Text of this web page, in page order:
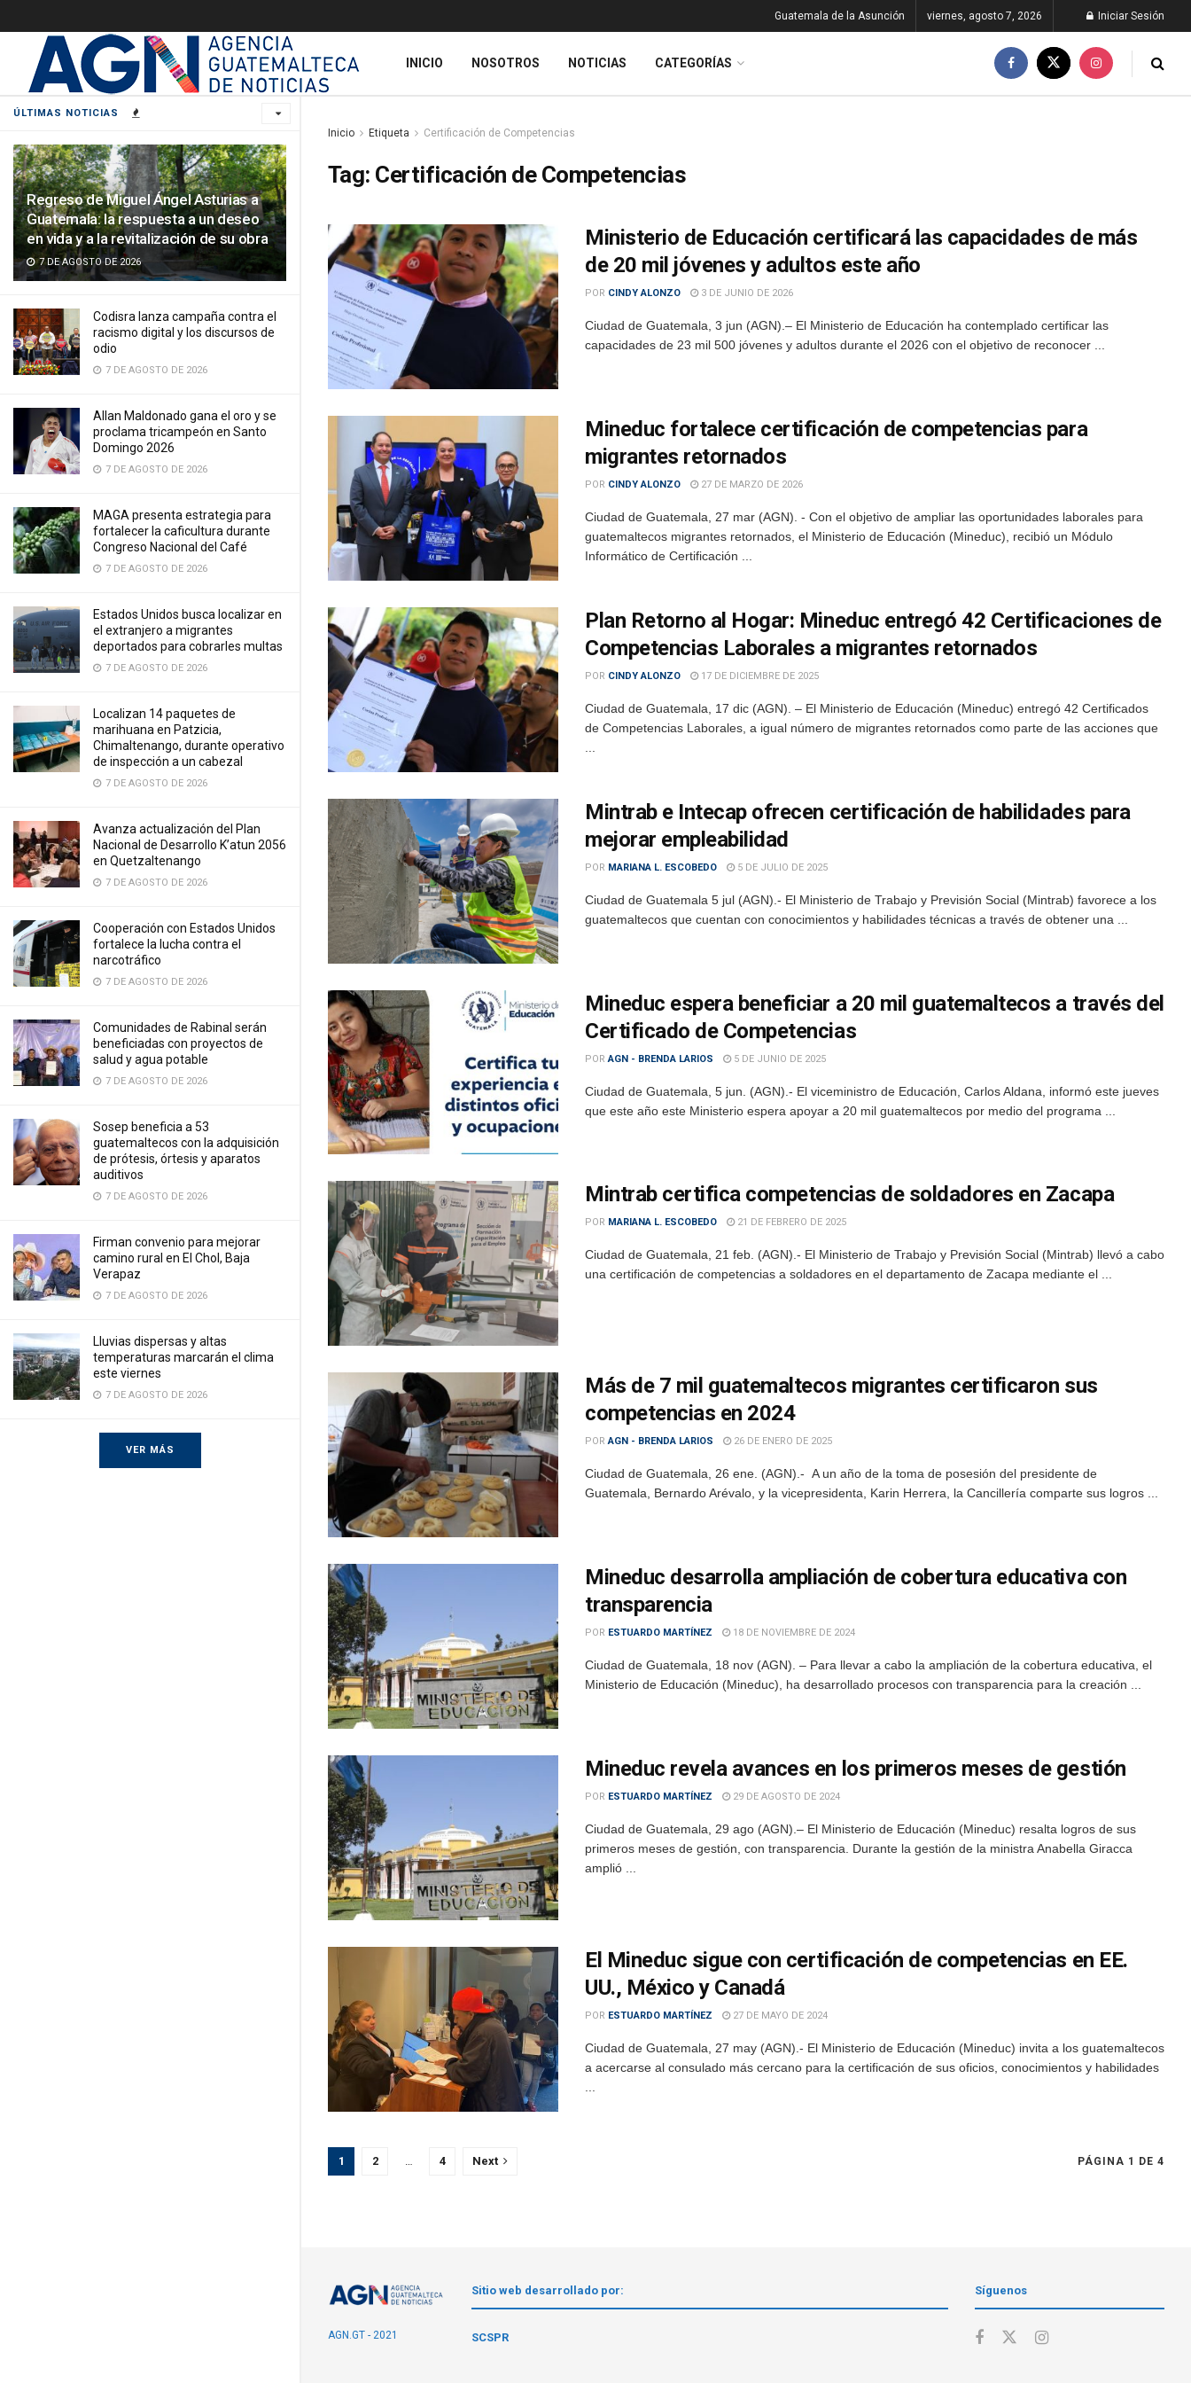
ÚLTIMAS NOTICIAS
Regreso de Miguel Ángel Asturias a
Guatemala: la respuesta a un deseo
en vida y a la revitalización de su obra
7 DE AGOSTO DE 2026
Codisra lanza campaña contra el
racismo digital y los discursos de
odio
7 DE AGOSTO DE 2026
Allan Maldonado gana el oro y se
proclama tricampeón en Santo
Domingo 2026
7 DE AGOSTO DE 2026
MAGA presenta estrategia para
fortalecer la caficultura durante
Congreso Nacional del Café
7 DE AGOSTO DE 2026
Estados Unidos busca localizar en
el extranjero a migrantes
deportados para cobrarles multas
7 DE AGOSTO DE 2026
Localizan 14 paquetes de
marihuana en Patzicia,
Chimaltenango, durante operativo
de inspección a un cabezal
7 DE AGOSTO DE 2026
Avanza actualización del Plan
Nacional de Desarrollo K’atun 2056
en Quetzaltenango
7 DE AGOSTO DE 2026
Cooperación con Estados Unidos
fortalece la lucha contra el
narcotráfico
7 DE AGOSTO DE 2026
Comunidades de Rabinal serán
beneficiadas con proyectos de
salud y agua potable
7 DE AGOSTO DE 2026
Sosep beneficia a 53
guatemaltecos con la adquisición
de prótesis, órtesis y aparatos
auditivos
7 DE AGOSTO DE 2026
Firman convenio para mejorar
camino rural en El Chol, Baja
Verapaz
7 DE AGOSTO DE 2026
Lluvias dispersas y altas
temperaturas marcarán el clima
este viernes
7 DE AGOSTO DE 2026
VER MÁS
Guatemala de la Asunción viernes, agosto 7, 2026 Iniciar Sesión
INICIO NOSOTROS NOTICIAS CATEGORÍAS
Inicio Etiqueta Certificación de Competencias
Tag: Certificación de Competencias
Ministerio de Educación certificará las capacidades de más
de 20 mil jóvenes y adultos este año
POR CINDY ALONZO 3 DE JUNIO DE 2026
Ciudad de Guatemala, 3 jun (AGN).– El Ministerio de Educación ha contemplado certificar las
capacidades de 23 mil 500 jóvenes y adultos durante el 2026 con el objetivo de reconocer ...
Mineduc fortalece certificación de competencias para
migrantes retornados
POR CINDY ALONZO 27 DE MARZO DE 2026
Ciudad de Guatemala, 27 mar (AGN). - Con el objetivo de ampliar las oportunidades laborales para
guatemaltecos migrantes retornados, el Ministerio de Educación (Mineduc), recibió un Módulo
Informático de Certificación ...
Plan Retorno al Hogar: Mineduc entregó 42 Certificaciones de
Competencias Laborales a migrantes retornados
POR CINDY ALONZO 17 DE DICIEMBRE DE 2025
Ciudad de Guatemala, 17 dic (AGN). – El Ministerio de Educación (Mineduc) entregó 42 Certificados
de Competencias Laborales, a igual número de migrantes retornados como parte de las acciones que
Mintrab e Intecap ofrecen certificación de habilidades para
mejorar empleabilidad
POR MARIANA L. ESCOBEDO 5 DE JULIO DE 2025
Ciudad de Guatemala 5 jul (AGN).- El Ministerio de Trabajo y Previsión Social (Mintrab) favorece a los
guatemaltecos que cuentan con conocimientos y habilidades técnicas a través de obtener una ...
Mineduc espera beneficiar a 20 mil guatemaltecos a través del
Certificado de Competencias
POR AGN - BRENDA LARIOS 5 DE JUNIO DE 2025
Ciudad de Guatemala, 5 jun. (AGN).- El viceministro de Educación, Carlos Aldana, informó este jueves
que este año este Ministerio espera apoyar a 20 mil guatemaltecos por medio del programa ...
Mintrab certifica competencias de soldadores en Zacapa
POR MARIANA L. ESCOBEDO 21 DE FEBRERO DE 2025
Ciudad de Guatemala, 21 feb. (AGN).- El Ministerio de Trabajo y Previsión Social (Mintrab) llevó a cabo
una certificación de competencias a soldadores en el departamento de Zacapa mediante el ...
Más de 7 mil guatemaltecos migrantes certificaron sus
competencias en 2024
POR AGN - BRENDA LARIOS 26 DE ENERO DE 2025
Ciudad de Guatemala, 26 ene. (AGN).- A un año de la toma de posesión del presidente de
Guatemala, Bernardo Arévalo, y la vicepresidenta, Karin Herrera, la Cancillería comparte sus logros ...
Mineduc desarrolla ampliación de cobertura educativa con
transparencia
POR ESTUARDO MARTÍNEZ 18 DE NOVIEMBRE DE 2024
Ciudad de Guatemala, 18 nov (AGN). – Para llevar a cabo la ampliación de la cobertura educativa, el
Ministerio de Educación (Mineduc), ha desarrollado procesos con transparencia para la creación ...
Mineduc revela avances en los primeros meses de gestión
POR ESTUARDO MARTÍNEZ 29 DE AGOSTO DE 2024
Ciudad de Guatemala, 29 ago (AGN).– El Ministerio de Educación (Mineduc) resalta logros de sus
primeros meses de gestión, con transparencia. Durante la gestión de la ministra Anabella Giracca
amplió ...
El Mineduc sigue con certificación de competencias en EE.
UU., México y Canadá
POR ESTUARDO MARTÍNEZ 27 DE MAYO DE 2024
Ciudad de Guatemala, 27 may (AGN).- El Ministerio de Educación (Mineduc) invita a los guatemaltecos
a acercarse al consulado más cercano para la certificación de sus oficios, conocimientos y habilidades
PÁGINA 1 DE 4
1 2 4 Next
AGN.GT - 2021
Sitio web desarrollado por:
SCSPR
Síguenos